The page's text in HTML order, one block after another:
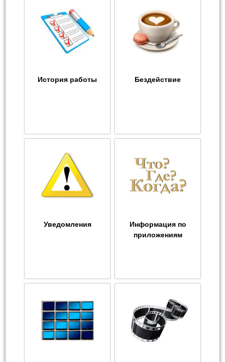
История работы Бездействие
Уведомления
Информация по
приложениям